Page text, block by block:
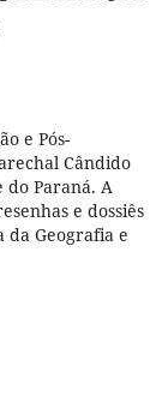
e Pós-
Cândido
do Paraná. A
e dossiês
da Geografia e